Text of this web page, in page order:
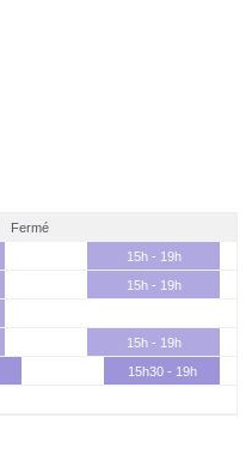
Fermé
15h - 19h
15h - 19h
15h - 19h
15h30 - 19h